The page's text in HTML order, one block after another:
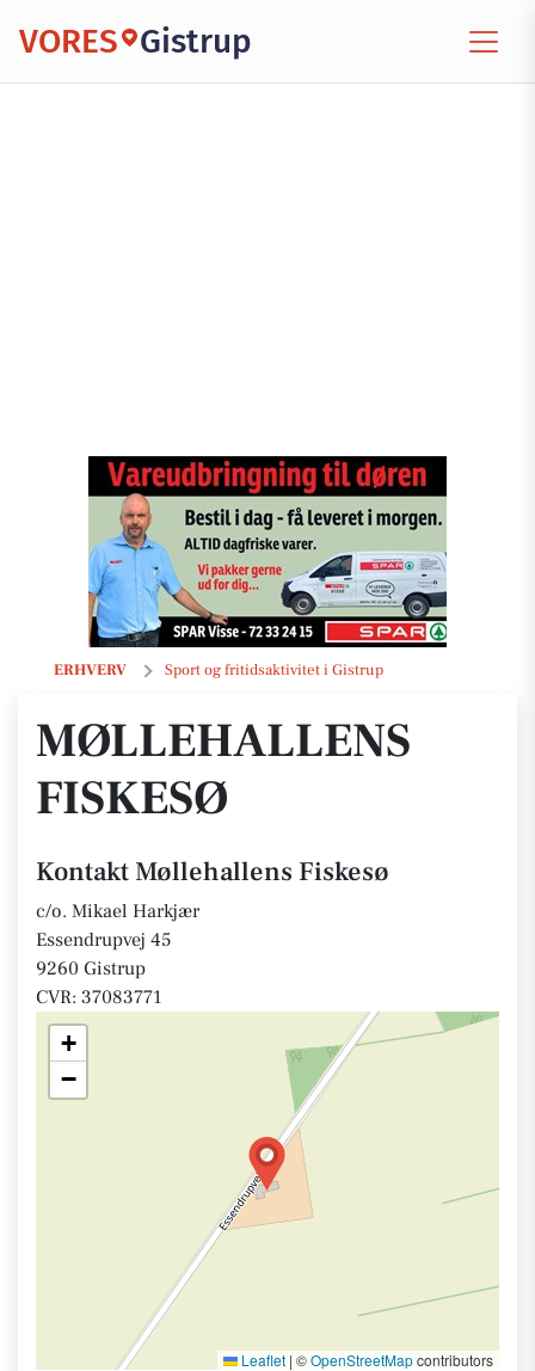
VORES Gistrup
ERHVERV Sport og fritidsaktivitet i Gistrup
Møllehallens Fiskesø
MØLLEHALLENS
FISKESØ
Kontakt Møllehallens Fiskesø
c/o. Mikael Harkjær
Essendrupvej 45
9260 Gistrup
CVR: 37083771
+
−
Leaflet | ©OpenStreetMapcontributors